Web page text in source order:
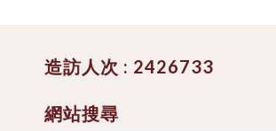
造訪人次 : 2426733
網站搜尋